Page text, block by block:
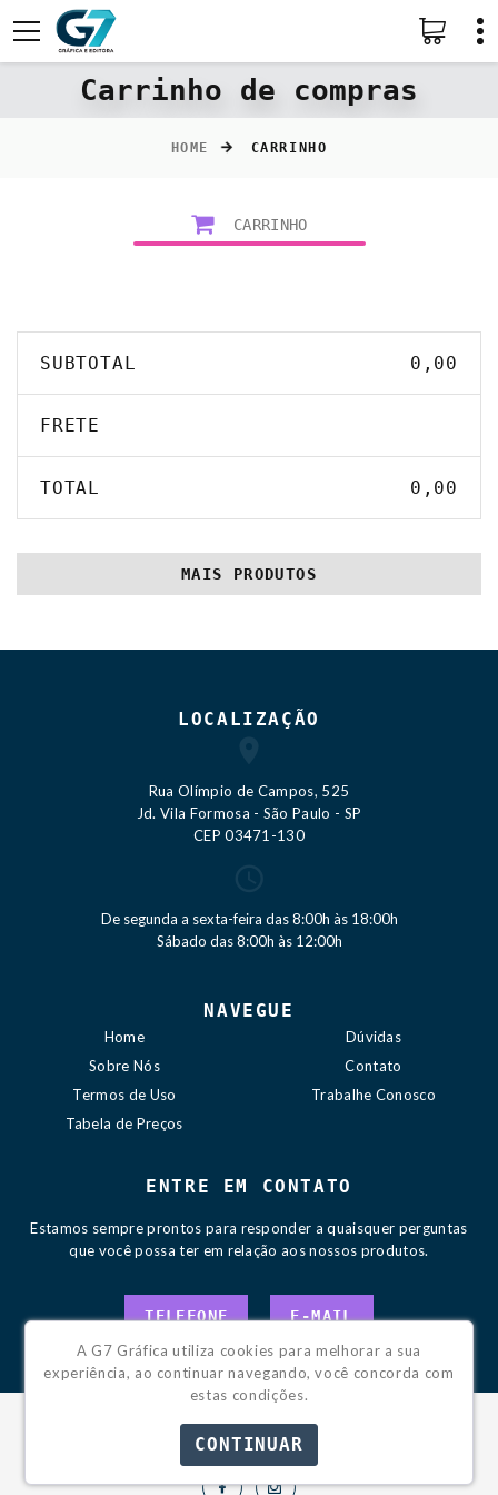
Carrinho de compras
HOME CARRINHO
CARRINHO
SUBTOTAL 0,00
FRETE
TOTAL 0,00
MAIS PRODUTOS
LOCALIZAÇÃO
Rua Olímpio de Campos, 525
Jd. Vila Formosa - São Paulo - SP
CEP 03471-130
De segunda a sexta-feira das 8:00h às 18:00h
Sábado das 8:00h às 12:00h
NAVEGUE
Home
Sobre Nós
Termos de Uso
Tabela de Preços
Dúvidas
Contato
Trabalhe Conosco
ENTRE EM CONTATO
Estamos sempre prontos para responder a quaisquer perguntas
que você possa ter em relação aos nossos produtos.
TELEFONE
E-MAIL
A G7 Gráfica utiliza cookies para melhorar a sua
experiência, ao continuar navegando, você concorda com
estas condições.
CONTINUAR